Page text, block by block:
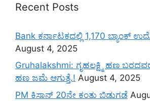
Recent Posts
Bank ಕರ್ನಾಟಕದಲ್ಲಿ 1,170 ಬ್ಯಾಂಕ್
August 4, 2025
Gruhalakshmi: ಗೃಹಲಕ್ಷ್ಮಿ ಹಣ
ಹಣ ಜಮೆ‌ ಆಗುತ್ತೆ.! August 4, 2025
PM ಕಿಸಾನ್ 20ನೇ ಕಂತು ಬಿಡುಗಡೆ